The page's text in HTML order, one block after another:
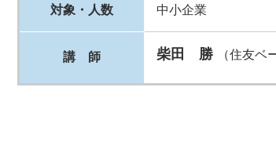
対象・人数 中小企業
講 師 柴田 勝 （住友ベ